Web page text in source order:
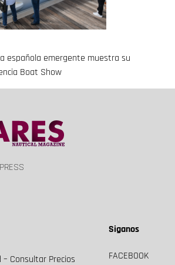
española emergente muestra su
Boat Show
Consultar Precios
Siganos
FACEBOOK